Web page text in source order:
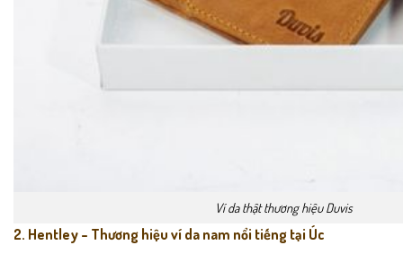
Ví da thật thương hiệu Duvis
2. Hentley – Thương hiệu ví da nam nổi tiếng tại Úc